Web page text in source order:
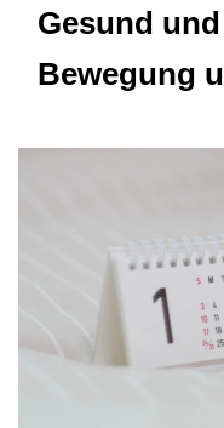
Gesund
Bewegung